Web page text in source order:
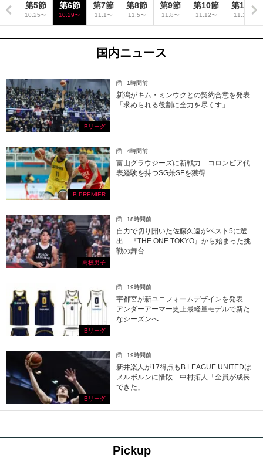
節
〜
第5節
10.25〜
第6節
10.29〜
第7節
11.1〜
第8節
11.5〜
第9節
11.8〜
第10節
11.12〜
第11節
11.15〜
国内ニュース
Bリーグ
1時間前
新潟がキム・ミンウクとの契約合意を発表
「求められる役割に全力を尽くす」
B.PREMIER
4時間前
富山グラウジーズに新戦力…コロンビア代
表経験を持つSG兼SFを獲得
高校男子
18時間前
自力で切り開いた佐藤久遠がベスト5に選
出…『THE ONE TOKYO』から始まった挑
戦の舞台
Bリーグ
19時間前
宇都宮が新ユニフォームデザインを発表…
アンダーアーマー史上最軽量モデルで新た
なシーズンへ
Bリーグ
19時間前
新井楽人が17得点もB.LEAGUE UNITEDは
メルボルンに惜敗…中村拓人「全員が成長
できた」
Pickup